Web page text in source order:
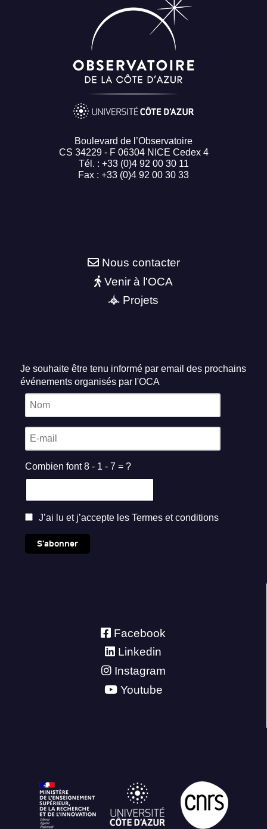
Boulevard de l’Observatoire
CS 34229 - F 06304 NICE Cedex 4
Tél. : +33 (0)4 92 00 30 11
Fax : +33 (0)4 92 00 30 33
Nous contacter
Venir à l'OCA
Projets
Je souhaite être tenu informé par email des prochains
événements organisés par l'OCA
Combien font 8 - 1 - 7 = ?
J’ai lu et j’accepte les Termes et conditions
S'abonner
Facebook
Linkedin
Instagram
Youtube